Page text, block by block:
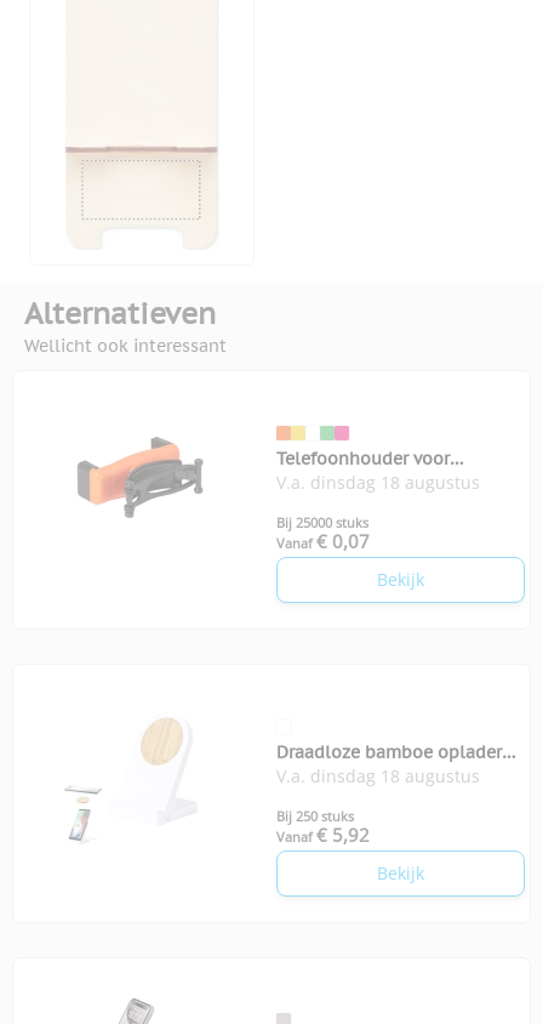
Alternatieven
Wellicht ook interessant
Telefoonhouder voor
winkelwagen
V.a. dinsdag 18 augustus
Bij 25000 stuks
Vanaf € 0,07
Bekijk
Draadloze bamboe oplader
Noopy
V.a. dinsdag 18 augustus
Bij 250 stuks
Vanaf € 5,92
Bekijk